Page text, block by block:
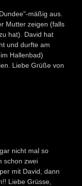
mäßig aus.
Mutter zeigen (falls
hat). David hat
und durfte am
Hallenbad)
Liebe Grüße von
nicht mal so
schon zwei
mit David, dann
Liebe Grüsse,